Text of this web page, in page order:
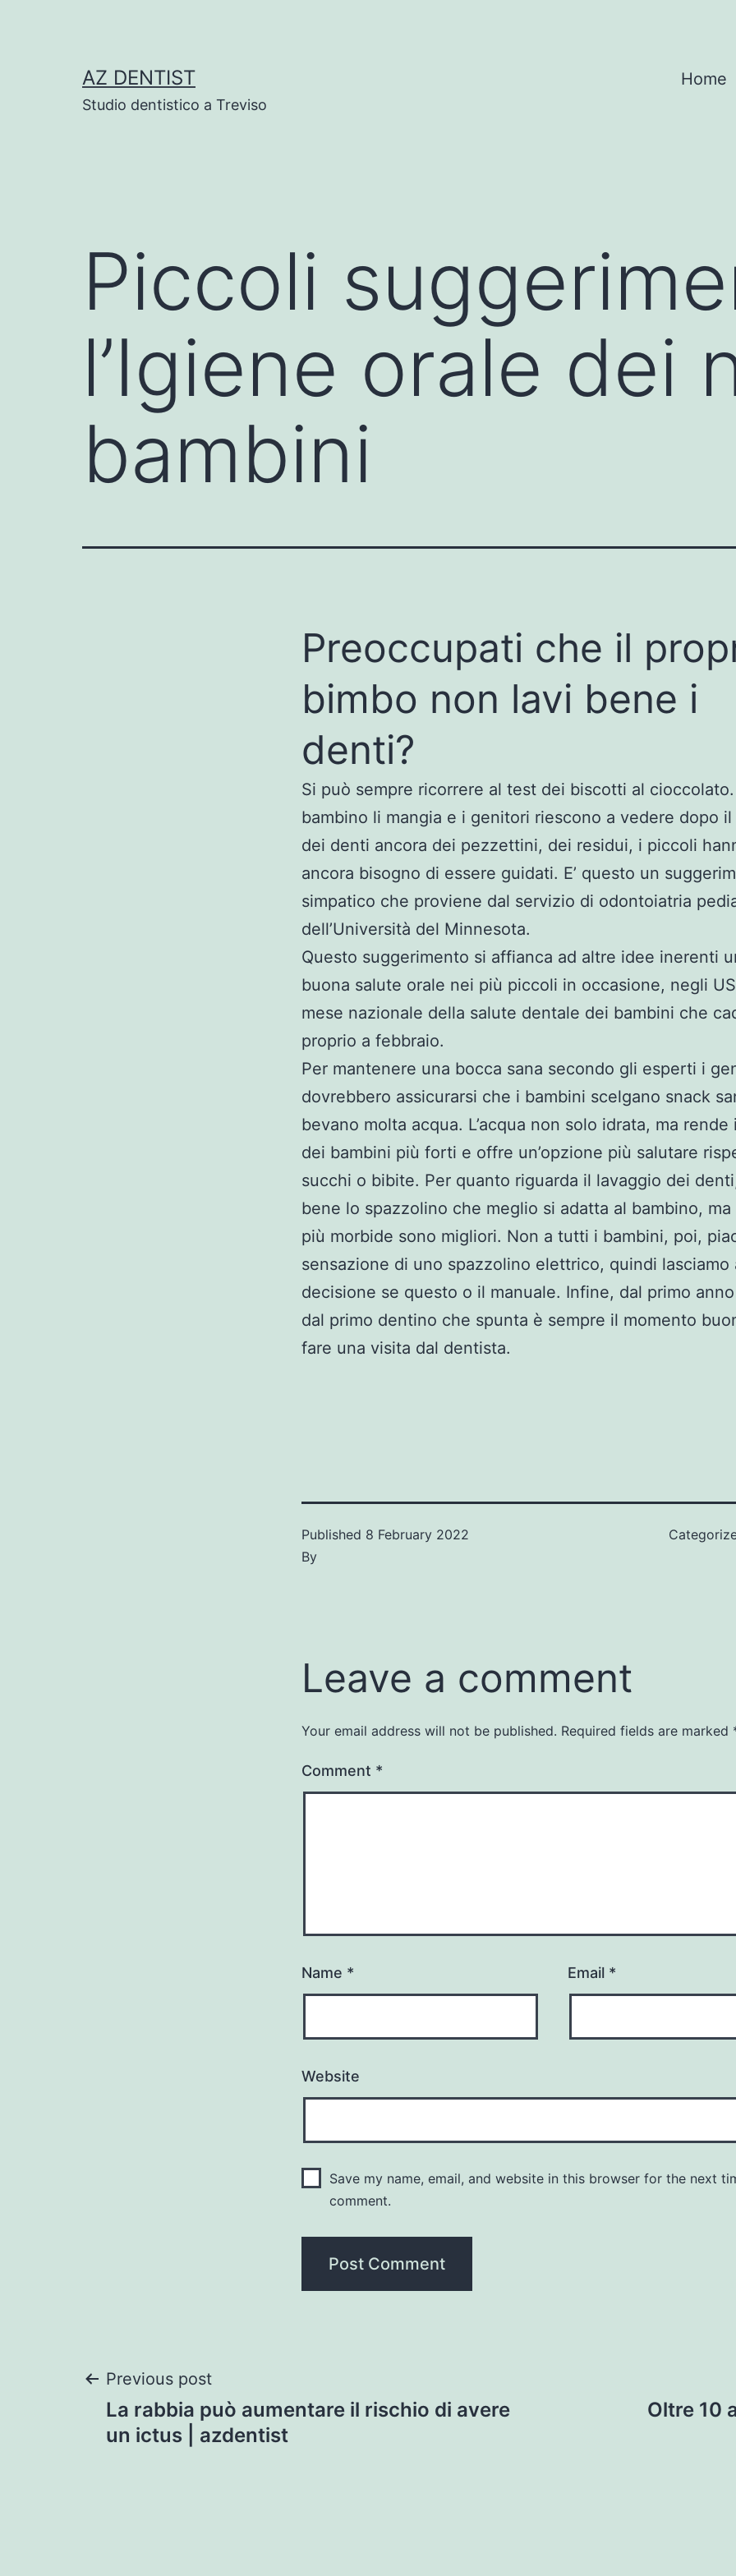
AZ DENTIST
Studio dentistico a Treviso
Home
Piccoli
l’Igiene orale dei
bambini
Preoccupati che il
bimbo non lavi bene i
denti?
Si può sempre ricorrere al test dei biscotti al
bambino li mangia e i genitori riescono a vedere dopo
dei denti ancora dei pezzettini, dei residui, i piccoli
ancora bisogno di essere guidati. E’ questo un
simpatico che proviene dal servizio di odontoiatria
dell’Università del Minnesota.
Questo suggerimento si affianca ad altre idee inerenti
buona salute orale nei più piccoli in occasione, negli
mese nazionale della salute dentale dei bambini che
proprio a febbraio.
Per mantenere una bocca sana secondo gli esperti i
dovrebbero assicurarsi che i bambini scelgano snack
bevano molta acqua. L’acqua non solo idrata, ma rende
dei bambini più forti e offre un’opzione più salutare
succhi o bibite. Per quanto riguarda il lavaggio dei
bene lo spazzolino che meglio si adatta al bambino,
più morbide sono migliori. Non a tutti i bambini, poi,
sensazione di uno spazzolino elettrico, quindi lasciamo
decisione se questo o il manuale. Infine, dal primo
dal primo dentino che spunta è sempre il momento
fare una visita dal dentista.
Published 8 February 2022
By
Leave a comment
Your email address will not be published. Required fields are marked
Comment *
Name * Email *
Website
Save my name, email, and website in this browser for the next
comment.
Post
navigation
Previous post
La rabbia può aumentare il rischio di avere
un ictus | azdentist
Oltre 10